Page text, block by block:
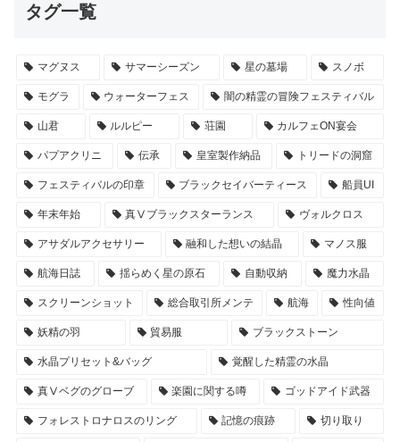
タグ一覧
マグヌス サマーシーズン 星の墓場 スノボ
モグラ ウォーターフェス 闇の精霊の冒険フェスティバル
山君 ルルピー 荘園 カルフェON宴会
パプアクリニ 伝承 皇室製作納品 トリードの洞窟
フェスティバルの印章 ブラックセイバーティース 船員UI
年末年始 真Ⅴブラックスターランス ヴォルクロス
アサダルアクセサリー 融和した想いの結晶 マノス服
航海日誌 揺らめく星の原石 自動収納 魔力水晶
スクリーンショット 総合取引所メンテ 航海 性向値
妖精の羽 貿易服 ブラックストーン
水晶プリセット&バッグ 覚醒した精霊の水晶
真Ⅴベグのグローブ 楽園に関する噂 ゴッドアイド武器
フォレストロナロスのリング 記憶の痕跡 切り取り